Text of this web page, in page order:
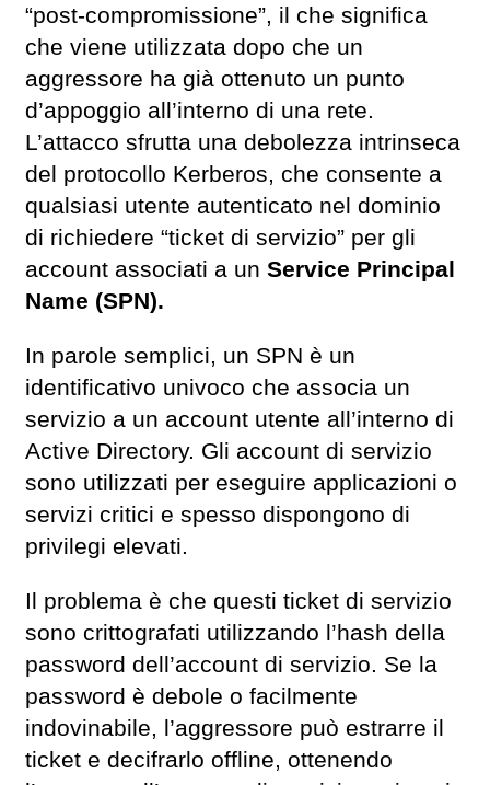
“post-compromissione”, il che significa
che viene utilizzata dopo che un
aggressore ha già ottenuto un punto
d’appoggio all’interno di una rete.
L’attacco sfrutta una debolezza intrinseca
del protocollo Kerberos, che consente a
qualsiasi utente autenticato nel dominio
di richiedere “ticket di servizio” per gli
account associati a un Service Principal
Name (SPN).
In parole semplici, un SPN è un
identificativo univoco che associa un
servizio a un account utente all’interno di
Active Directory. Gli account di servizio
sono utilizzati per eseguire applicazioni o
servizi critici e spesso dispongono di
privilegi elevati.
Il problema è che questi ticket di servizio
sono crittografati utilizzando l’hash della
password dell’account di servizio. Se la
password è debole o facilmente
indovinabile, l’aggressore può estrarre il
ticket e decifrarlo offline, ottenendo